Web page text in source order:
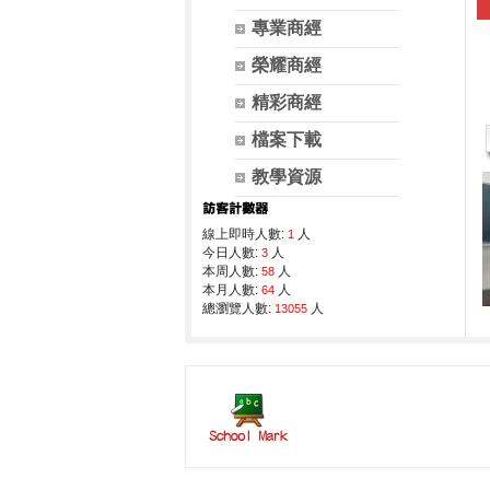
專業商經
榮耀商經
精彩商經
檔案下載
教學資源
線上即時人數: 1人
今日人數: 3人
本周人數: 58人
本月人數: 64人
總瀏覽人數: 13055人